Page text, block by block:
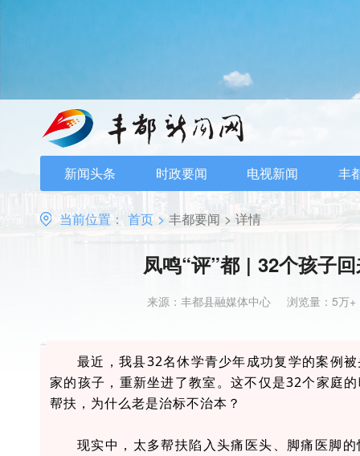
新闻头条 时政要闻 电视新闻 丰
当前位置： 首页 > 丰都要闻 > 详情
凤鸣“评”都 | 32个孩子
来源：丰都县融媒体中心 浏览量：5万+
最近，我县32名休学青少年成功复学的案例
家的孩子，重新坐进了教室。这不仅是32个家庭
帮扶，为什么老是治标不治本？
现实中，太多帮扶陷入头痛医头、脚痛医脚